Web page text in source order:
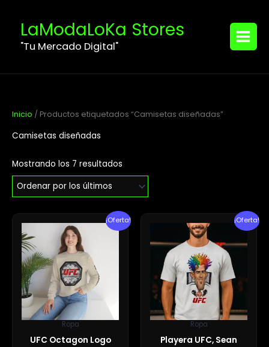
contenidoLaModaLoKa Stores
"Tu Mercado Digital"
MENU
Inicio / Productos etiquetados “Camisetas diseñadas”
Camisetas diseñadas
Mostrando los 7 resultados
últimos
¡Oferta!
Ropa
UFC Octagon Logo
precio
original
era:
$60.95.
precio
¡Oferta!
Ropa
Playera UFC, Sean
precio
original
era:
$32.00.
precio
es:
$22.00.